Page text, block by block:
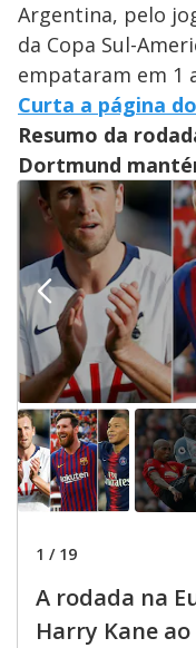
Argentina, pelo
da Copa Sul-
empataram em 1
Curta a página
Resumo da
Dortmund
1 / 19
A rodada na
Harry Kane